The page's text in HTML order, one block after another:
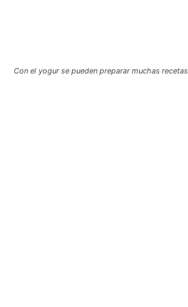
Con el yogur se pueden preparar muchas recetas